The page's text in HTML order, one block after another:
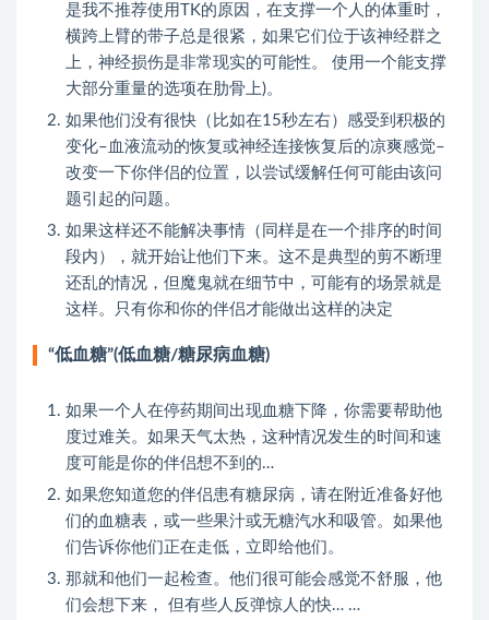
是我不推荐使用TK的原因，在支撑一个人的体重时，
横跨上臂的带子总是很紧，如果它们位于该神经群之
上，神经损伤是非常现实的可能性。 使用一个能支撑
大部分重量的选项在肋骨上)。
如果他们没有很快（比如在15秒左右）感受到积极的
变化–血液流动的恢复或神经连接恢复后的凉爽感觉–
改变一下你伴侣的位置，以尝试缓解任何可能由该问
题引起的问题。
如果这样还不能解决事情（同样是在一个排序的时间
段内），就开始让他们下来。这不是典型的剪不断理
还乱的情况，但魔鬼就在细节中，可能有的场景就是
这样。只有你和你的伴侣才能做出这样的决定
“低血糖”(低血糖/糖尿病血糖)
如果一个人在停药期间出现血糖下降，你需要帮助他
度过难关。如果天气太热，这种情况发生的时间和速
度可能是你的伴侣想不到的…
如果您知道您的伴侣患有糖尿病，请在附近准备好他
们的血糖表，或一些果汁或无糖汽水和吸管。如果他
们告诉你他们正在走低，立即给他们。
那就和他们一起检查。他们很可能会感觉不舒服，他
们会想下来， 但有些人反弹惊人的快… …